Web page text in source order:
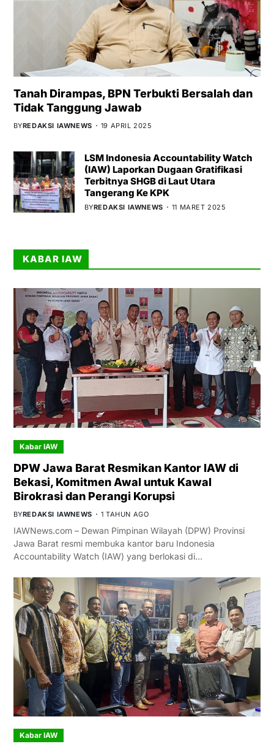
Tanah Dirampas, BPN Terbukti Bersalah dan
Tidak Tanggung Jawab
BYREDAKSI IAWNEWS 19 APRIL 2025
LSM Indonesia Accountability Watch
(IAW) Laporkan Dugaan Gratifikasi
Terbitnya SHGB di Laut Utara
Tangerang Ke KPK
BYREDAKSI IAWNEWS 11 MARET 2025
KABAR IAW
Kabar IAW
DPW Jawa Barat Resmikan Kantor IAW di
Bekasi, Komitmen Awal untuk Kawal
Birokrasi dan Perangi Korupsi
BYREDAKSI IAWNEWS 1 TAHUN AGO
IAWNews.com – Dewan Pimpinan Wilayah (DPW) Provinsi
Jawa Barat resmi membuka kantor baru Indonesia
Accountability Watch (IAW) yang berlokasi di…
Kabar IAW